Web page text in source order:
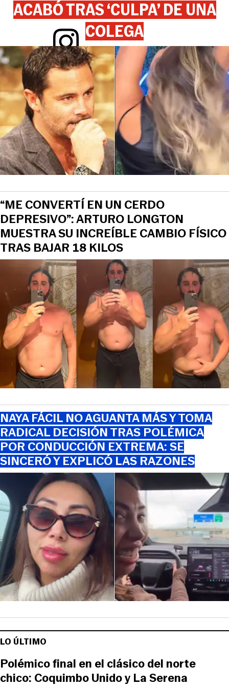
View this post on Instagram
ACABÓ TRAS ‘CULPA’ DE UNA
COLEGA
“ME CONVERTÍ EN UN CERDO
DEPRESIVO”: ARTURO LONGTON
MUESTRA SU INCREÍBLE CAMBIO FÍSICO
TRAS BAJAR 18 KILOS
NAYA FÁCIL NO AGUANTA MÁS Y TOMA
RADICAL DECISIÓN TRAS POLÉMICA
POR CONDUCCIÓN EXTREMA: SE
SINCERÓ Y EXPLICÓ LAS RAZONES
LO ÚLTIMO
Polémico final en el clásico del norte
chico: Coquimbo Unido y La Serena